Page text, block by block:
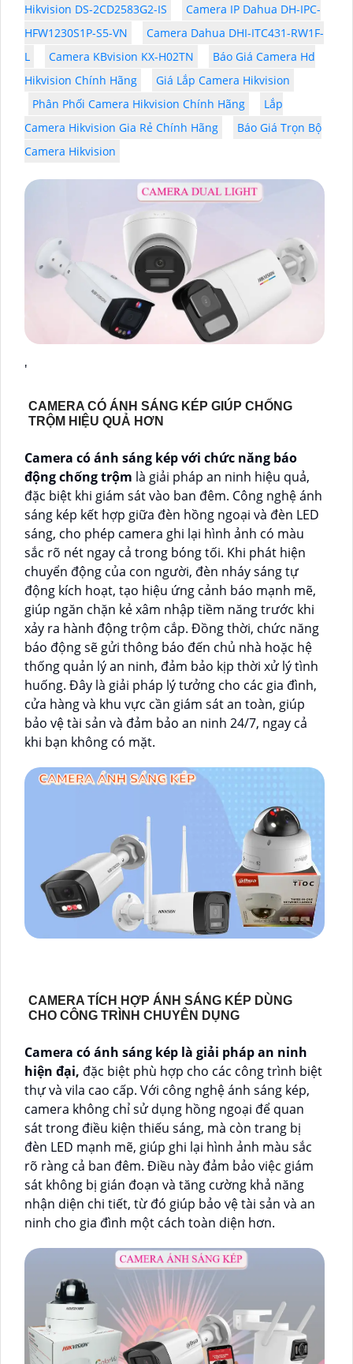
Hikvision DS-2CD2583G2-IS
Camera IP Dahua DH-IPC-
HFW1230S1P-S5-VN
Camera Dahua DHI-ITC431-RW1F-
L
Camera KBvision KX-H02TN
Báo Giá Camera Hd
Hikvision Chính Hãng
Giá Lắp Camera Hikvision
Phân Phối Camera Hikvision Chính Hãng
Lắp
Camera Hikvision Gia Rẻ Chính Hãng
Báo Giá Trọn Bộ
Camera Hikvision
'
CAMERA CÓ ÁNH SÁNG KÉP GIÚP CHỐNG
TRỘM HIỆU QUẢ HƠN
Camera có ánh sáng kép với chức năng báo
động chống trộm là giải pháp an ninh hiệu quả,
đặc biệt khi giám sát vào ban đêm. Công nghệ ánh
sáng kép kết hợp giữa đèn hồng ngoại và đèn LED
sáng, cho phép camera ghi lại hình ảnh có màu
sắc rõ nét ngay cả trong bóng tối. Khi phát hiện
chuyển động của con người, đèn nháy sáng tự
động kích hoạt, tạo hiệu ứng cảnh báo mạnh mẽ,
giúp ngăn chặn kẻ xâm nhập tiềm năng trước khi
xảy ra hành động trộm cắp. Đồng thời, chức năng
báo động sẽ gửi thông báo đến chủ nhà hoặc hệ
thống quản lý an ninh, đảm bảo kịp thời xử lý tình
huống. Đây là giải pháp lý tưởng cho các gia đình,
cửa hàng và khu vực cần giám sát an toàn, giúp
bảo vệ tài sản và đảm bảo an ninh 24/7, ngay cả
khi bạn không có mặt.
CAMERA TÍCH HỢP ÁNH SÁNG KÉP DÙNG
CHO CÔNG TRÌNH CHUYÊN DỤNG
Camera có ánh sáng kép là giải pháp an ninh
hiện đại, đặc biệt phù hợp cho các công trình biệt
thự và vila cao cấp. Với công nghệ ánh sáng kép,
camera không chỉ sử dụng hồng ngoại để quan
sát trong điều kiện thiếu sáng, mà còn trang bị
đèn LED mạnh mẽ, giúp ghi lại hình ảnh màu sắc
rõ ràng cả ban đêm. Điều này đảm bảo việc giám
sát không bị gián đoạn và tăng cường khả năng
nhận diện chi tiết, từ đó giúp bảo vệ tài sản và an
ninh cho gia đình một cách toàn diện hơn.